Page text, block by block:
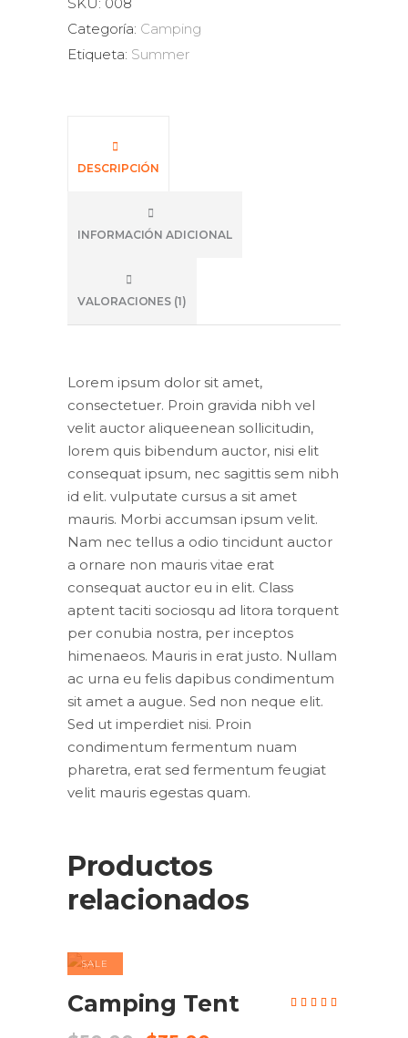
Categoría: Camping
Etiqueta: Summer
DESCRIPCIÓN
INFORMACIÓN ADICIONAL
VALORACIONES (1)
Lorem ipsum dolor sit amet,
consectetuer. Proin gravida nibh vel
velit auctor aliqueenean sollicitudin,
lorem quis bibendum auctor, nisi elit
consequat ipsum, nec sagittis sem nibh
id elit. vulputate cursus a sit amet
mauris. Morbi accumsan ipsum velit.
Nam nec tellus a odio tincidunt auctor
a ornare non mauris vitae erat
consequat auctor eu in elit. Class
aptent taciti sociosqu ad litora torquent
per conubia nostra, per inceptos
himenaeos. Mauris in erat justo. Nullam
ac urna eu felis dapibus condimentum
sit amet a augue. Sed non neque elit.
Sed ut imperdiet nisi. Proin
condimentum fermentum nuam
pharetra, erat sed fermentum feugiat
velit mauris egestas quam.
Productos
relacionados
SALE
Camping Tent